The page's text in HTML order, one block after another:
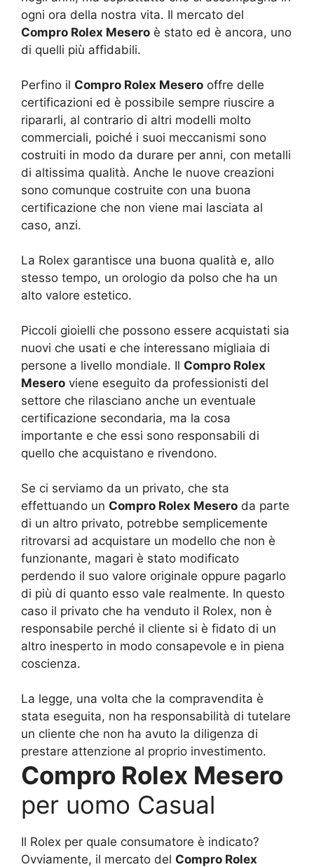
ogni ora della nostra vita. Il mercato del
Compro Rolex Mesero è stato ed è ancora, uno
di quelli più affidabili.
Perfino il Compro Rolex Mesero offre delle
certificazioni ed è possibile sempre riuscire a
ripararli, al contrario di altri modelli molto
commerciali, poiché i suoi meccanismi sono
costruiti in modo da durare per anni, con metalli
di altissima qualità. Anche le nuove creazioni
sono comunque costruite con una buona
certificazione che non viene mai lasciata al
caso, anzi.
La Rolex garantisce una buona qualità e, allo
stesso tempo, un orologio da polso che ha un
alto valore estetico.
Piccoli gioielli che possono essere acquistati sia
nuovi che usati e che interessano migliaia di
persone a livello mondiale. Il Compro Rolex
Mesero viene eseguito da professionisti del
settore che rilasciano anche un eventuale
certificazione secondaria, ma la cosa
importante e che essi sono responsabili di
quello che acquistano e rivendono.
Se ci serviamo da un privato, che sta
effettuando un Compro Rolex Mesero da parte
di un altro privato, potrebbe semplicemente
ritrovarsi ad acquistare un modello che non è
funzionante, magari è stato modificato
perdendo il suo valore originale oppure pagarlo
di più di quanto esso vale realmente. In questo
caso il privato che ha venduto il Rolex, non è
responsabile perché il cliente si è fidato di un
altro inesperto in modo consapevole e in piena
coscienza.
La legge, una volta che la compravendita è
stata eseguita, non ha responsabilità di tutelare
un cliente che non ha avuto la diligenza di
prestare attenzione al proprio investimento.
Compro Rolex Mesero
per uomo Casual
Il Rolex per quale consumatore è indicato?
Ovviamente, il mercato del Compro Rolex